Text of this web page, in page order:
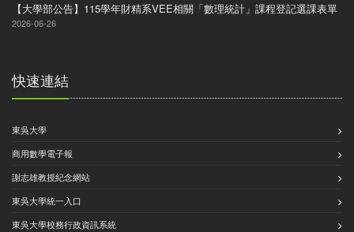
【大學部公告】115學年財精系VEE相關「數理統計」課程登記選課表單
2026-06-26
快速連結
東吳大學
商用數學電子報
謝志雄教授紀念網站
東吳大學統一入口
東吳大學校務行政資訊系統